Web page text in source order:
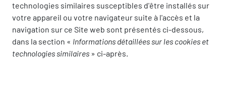
technologies similaires susceptibles d'être installés sur
votre appareil ou votre navigateur suite à l'accès et la
navigation sur ce Site web sont présentés ci-dessous,
dans la section « Informations détaillées sur les cookies et
technologies similaires » ci-après.